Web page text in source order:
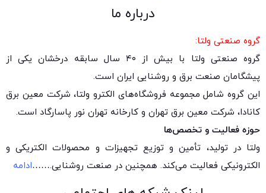
درباره ما
گروه صنعتی ولتا:
گروه صنعتی ولتا با بیش از ۴۰ سال سابقه درخشان یکی از
پیشگامان صنعت برق و روشنایی ایران است.
این گروه شامل مجموعه فروشگاه‌های الکترو ولتا، شرکت معین برق
کانادا، شرکت معین برق تهران و کارخانه تهران نور پاسارگاد است.
حوزه فعالیت و تخصص‌ها
ولتا در تولید، تأمین و توزیع تجهیزات و محصولات الکتریکی و
الکترونیکی فعالیت می‌کند. همچنین در صنعت روشنایی.……ادامه